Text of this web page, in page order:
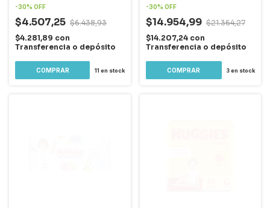
-30% OFF
$4.507,25 $6.438,93
$4.281,89 con
Transferencia o depósito
11 en stock
-30% OFF
$14.954,99 $21.364,27
$14.207,24 con
Transferencia o depósito
3en stock